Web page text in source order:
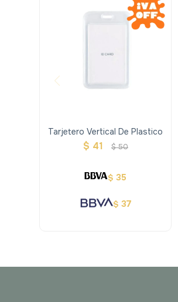
Tarjetero Vertical De Plastico
$ 41 $ 50
$ 35
$ 37